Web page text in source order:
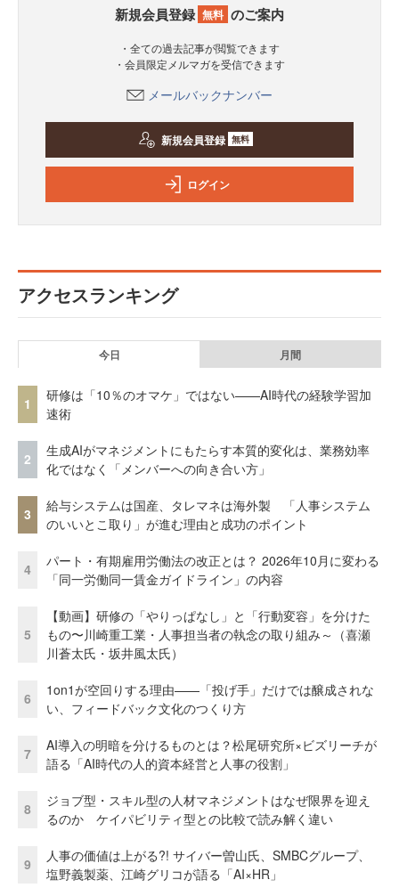
新規会員登録 無料 のご案内
・全ての過去記事が閲覧できます
・会員限定メルマガを受信できます
メールバックナンバー
新規会員登録 無料
ログイン
アクセスランキング
今日 月間
1
研修は「10％のオマケ」ではない——AI時代の経験学習加
速術
2
生成AIがマネジメントにもたらす本質的変化は、業務効率
化ではなく「メンバーへの向き合い方」
3
給与システムは国産、タレマネは海外製 「人事システム
のいいとこ取り」が進む理由と成功のポイント
4
パート・有期雇用労働法の改正とは？ 2026年10月に変わる
「同一労働同一賃金ガイドライン」の内容
5
【動画】研修の「やりっぱなし」と「行動変容」を分けた
もの〜川崎重工業・人事担当者の執念の取り組み～（喜瀬
川蒼太氏・坂井風太氏）
6
1on1が空回りする理由——「投げ手」だけでは醸成されな
い、フィードバック文化のつくり方
7
AI導入の明暗を分けるものとは？松尾研究所×ビズリーチが
語る「AI時代の人的資本経営と人事の役割」
8
ジョブ型・スキル型の人材マネジメントはなぜ限界を迎え
るのか ケイパビリティ型との比較で読み解く違い
9
人事の価値は上がる?! サイバー曽山氏、SMBCグループ、
塩野義製薬、江崎グリコが語る「AI×HR」